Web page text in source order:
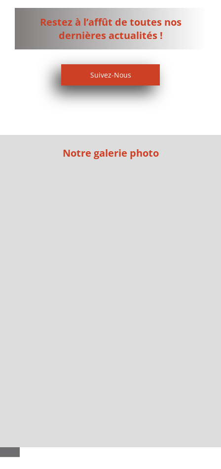
Restez à l’affût de toutes nos
dernières actualités !
Suivez-Nous
Notre galerie photo